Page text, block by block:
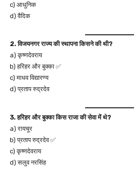
c) आधुनिक
d) वैदिक
2. विजयनगर राज्य की स्थापना किसने की थी?
a) कृष्णदेवराय
b) हरिहर और बुक्का ✅
c) माधव विद्यारण्य
d) प्रताप रुद्रदेव
3. हरिहर और बुक्का किस राजा की सेवा में थे?
a) रायचूर
b) प्रताप रुद्रदेव ✅
c) कृष्णदेवराय
d) सलुव नरसिंह